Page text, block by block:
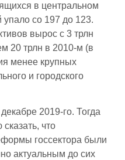
в центральном
упало со 197 до 123.
вырос с 3 трлн
20 трлн в 2010-м (в
менее крупных
и городского
2019-го. Тогда
что
госсектора были
актуальным до сих